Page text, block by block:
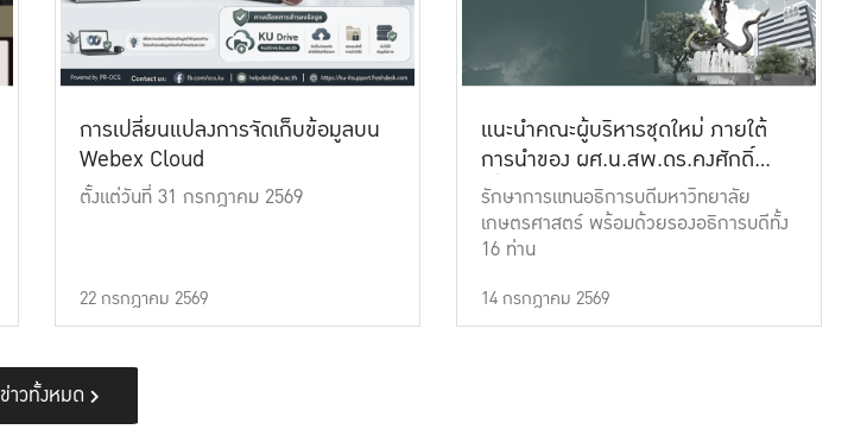
การเปลี่ยนแปลงการจัดเก็บข้อมูลบน
Webex Cloud
ตั้งแต่วันที่ 31 กรกฎาคม 2569
22 กรกฎาคม 2569
แนะนำคณะผู้บริหารชุดใหม่ ภายใต้
การนำของ ผศ.น.สพ.ดร.คงศักดิ์
เที่ยงธรรม
รักษาการแทนอธิการบดีมหาวิทยาลัย
เกษตรศาสตร์ พร้อมด้วยรองอธิการบดีทั้ง
16 ท่าน
14 กรกฎาคม 2569
ข่าวทั้งหมด